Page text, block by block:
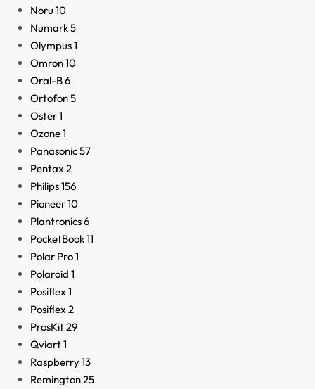
Noru 10
Numark5
Olympus1
Omron10
Oral-B6
Ortofon5
Oster1
Ozone1
Panasonic57
Pentax 2
Philips156
Pioneer10
Plantronics6
PocketBook11
Polar Pro1
Polaroid 1
Posiflex 1
Posiflex 2
ProsKit29
Qviart1
Raspberry13
Remington25